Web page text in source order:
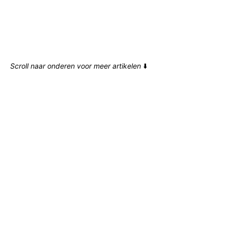
Scroll naar onderen voor meer artikelen ⬇️